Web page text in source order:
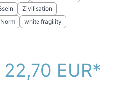
Zivilisation
white fragility
22,70 EUR